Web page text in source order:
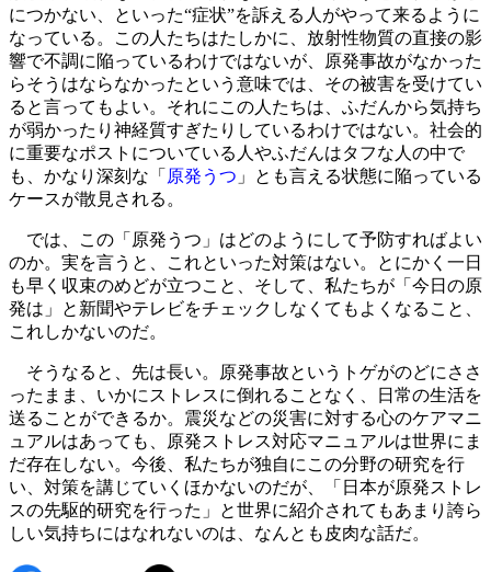
につかない、といった“症状”を訴える人がやって来るように
なっている。この人たちはたしかに、放射性物質の直接の影
響で不調に陥っているわけではないが、原発事故がなかった
らそうはならなかったという意味では、その被害を受けてい
ると言ってもよい。それにこの人たちは、ふだんから気持ち
が弱かったり神経質すぎたりしているわけではない。社会的
に重要なポストについている人やふだんはタフな人の中で
も、かなり深刻な「 原発うつ 」とも言える状態に陥っている
ケースが散見される。
では、この「原発うつ」はどのようにして予防すればよい
のか。実を言うと、これといった対策はない。とにかく一日
も早く収束のめどが立つこと、そして、私たちが「今日の原
発は」と新聞やテレビをチェックしなくてもよくなること、
これしかないのだ。
そうなると、先は長い。原発事故というトゲがのどにささ
ったまま、いかにストレスに倒れることなく、日常の生活を
送ることができるか。震災などの災害に対する心のケアマニ
ュアルはあっても、原発ストレス対応マニュアルは世界にま
だ存在しない。今後、私たちが独自にこの分野の研究を行
い、対策を講じていくほかないのだが、「日本が原発ストレ
スの先駆的研究を行った」と世界に紹介されてもあまり誇ら
しい気持ちにはなれないのは、なんとも皮肉な話だ。